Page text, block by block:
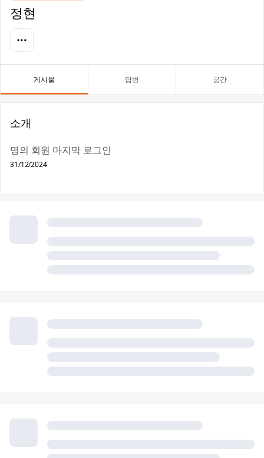
정현
게시물 답변 공간
소개
명의 회원 마지막 로그인
31/12/2024